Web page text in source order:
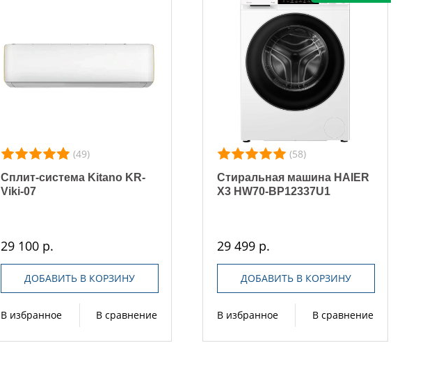
(49)
Сплит-система Kitano KR-
Viki-07
29 100 р.
ДОБАВИТЬ В КОРЗИНУ
В избранное В сравнение
(58)
Стиральная машина HAIER
X3 HW70-BP12337U1
29 499 р.
ДОБАВИТЬ В КОРЗИНУ
В избранное В сравнение